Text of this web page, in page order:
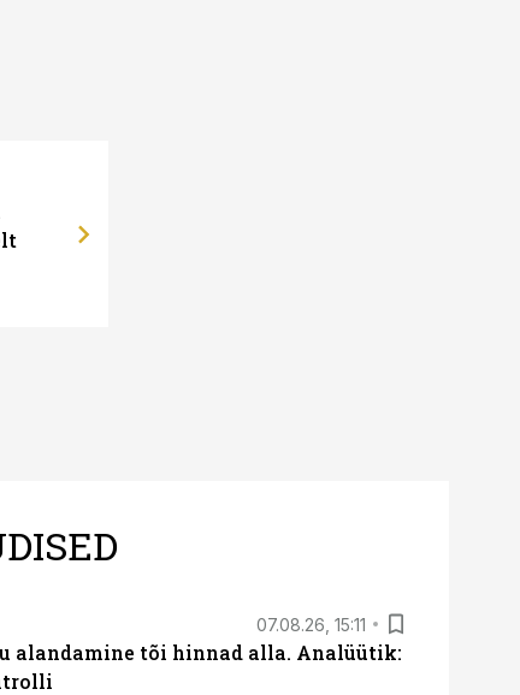
07.08.26, 15:11
alandamine tõi hinnad alla. Analüütik: